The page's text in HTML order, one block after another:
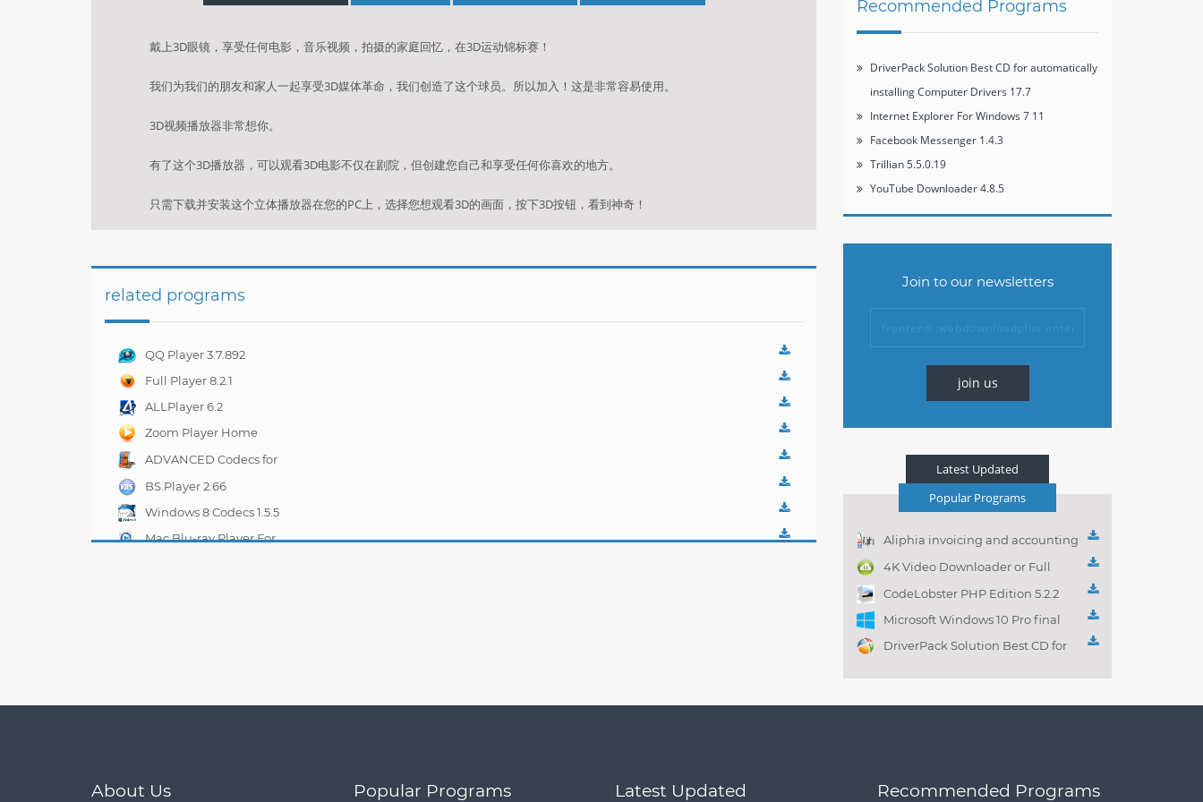
戴上3D眼镜，享受任何电影，音乐视频，拍摄的家庭回忆，在3D运动锦标赛！
我们为我们的朋友和家人一起享受3D媒体革命，我们创造了这个球员。所以加入！这是非常容易使用。
3D视频播放器非常想你。
有了这个3D播放器，可以观看3D电影不仅在剧院，但创建您自己和享受任何你喜欢的地方。
只需下载并安装这个立体播放器在您的PC上，选择您想观看3D的画面，按下3D按钮，看到神奇！
related programs
QQ Player 3.7.892
Full Player 8.2.1
ALLPlayer 6.2
Zoom Player Home
ADVANCED Codecs for
Windows 7 and 8 7.4.1
BS.Player 2.66
Windows 8 Codecs 1.5.5
Mac Blu-ray Player For
Recommended Programs
DriverPack Solution Best CD for automatically
installing Computer Drivers 17.7
Internet Explorer For Windows 7 11
Facebook Messenger 1.4.3
Trillian 5.5.0.19
YouTube Downloader 4.8.5
Join to our newsletters
join us
Latest Updated
Popular Programs
Aliphia invoicing and accounting
management 1.0.1
4K Video Downloader or Full
Playlist! 3.4.5.1525
CodeLobster PHP Edition 5.2.2
Microsoft Windows 10 Pro final
DriverPack Solution Best CD for
About Us Popular Programs Latest Updated Recommended Programs